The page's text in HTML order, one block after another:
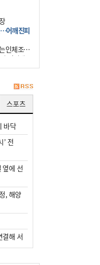
어깨 진피
인체 조직
. 여기에
군, 어깨
스포츠
바닥
’ 전
옆에 선
, 해양
결해 서
’ 한풀